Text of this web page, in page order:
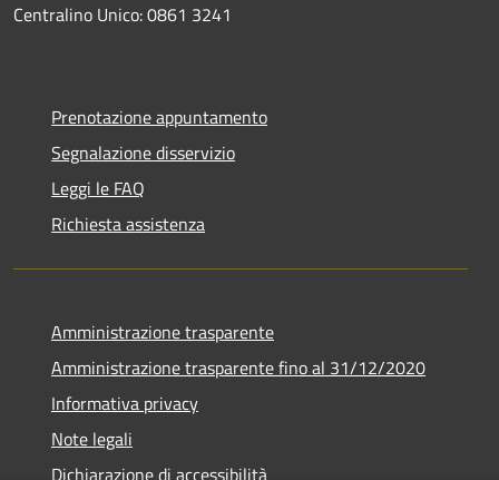
Centralino Unico: 0861 3241
Prenotazione appuntamento
Segnalazione disservizio
Leggi le FAQ
Richiesta assistenza
Amministrazione trasparente
Amministrazione trasparente fino al 31/12/2020
Informativa privacy
Note legali
Dichiarazione di accessibilità